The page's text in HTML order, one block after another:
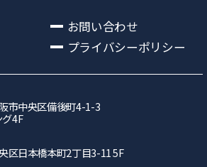
お問い合わせ
プライバシーポリシー
市中央区備後町4-1-3
4F
区日本橋本町2丁目3-11 5F